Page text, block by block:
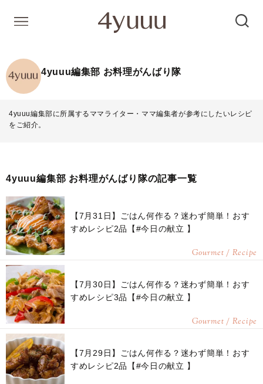
4yuuu編集部 お料理がんばり隊
4yuuu編集部に所属するママライター・ママ編集者が参考にしたいレシピ
をご紹介。
4yuuu編集部 お料理がんばり隊の記事一覧
【7月31日】ごはん何作る？迷わず簡単！おす
すめレシピ2品【#今日の献立 】
Gourmet / Recipe
【7月30日】ごはん何作る？迷わず簡単！おす
すめレシピ3品【#今日の献立 】
Gourmet / Recipe
【7月29日】ごはん何作る？迷わず簡単！おす
すめレシピ2品【#今日の献立 】